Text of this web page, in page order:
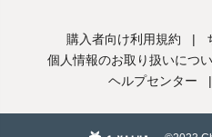
購入者向け利用規約 |
個人情報のお取り扱いにつ
ヘルプセンター
|